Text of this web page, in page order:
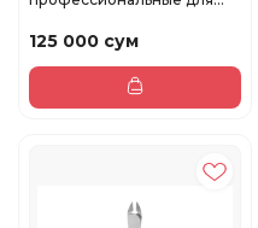
125 000 сум